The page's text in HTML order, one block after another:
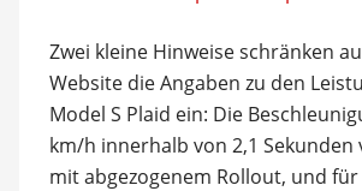
Zwei kleine Hinweise schränken
Website die Angaben zu den
Model S Plaid ein: Die
km/h innerhalb von 2,1 Sekunden
mit abgezogenem Rollout, und